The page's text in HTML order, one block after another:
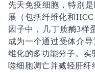
先天免疫细胞，特别
展（包括纤维化和
因子中，几丁质酶3样
成为一个通过受体介
维化的多功能分子。实
噬细胞凋亡并减轻肝